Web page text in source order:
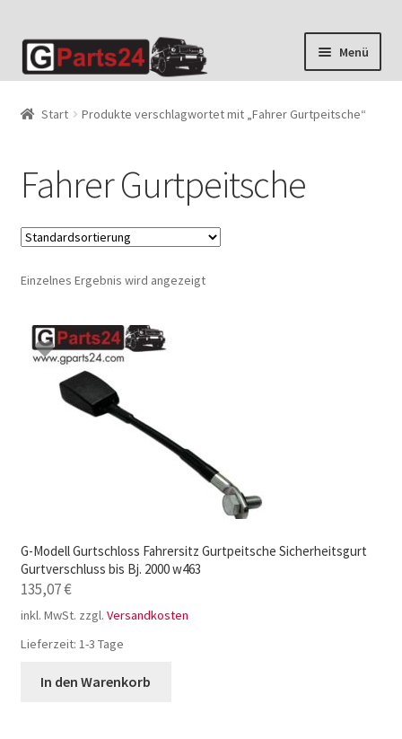
Zur
Navigation
Zum
Inhalt
Menü
Start Produkte verschlagwortet mit „Fahrer Gurtpeitsche“
Fahrer Gurtpeitsche
Einzelnes Ergebnis wird angezeigt
G-Modell Gurtschloss Fahrersitz Gurtpeitsche Sicherheitsgurt
Gurtverschluss bis Bj. 2000 w463
135,07€
inkl. MwSt. zzgl. Versandkosten
Lieferzeit: 1-3 Tage
In den Warenkorb